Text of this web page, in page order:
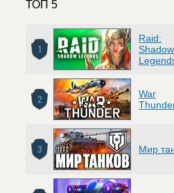
ТОП 5
1
Raid:
Shadow
2
War
3 Мир